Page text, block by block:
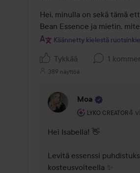
Hei, minulla on sekä tämä
Bean Essence ja mietin,
Käännetty kielestä
Tykkää 1
389 näyttöä
Moa
LYKO CREATOR
Käyttäjän rooli: 4
Hei Isabella! 👋
Levitä essenssi
kosteusvoiteella ✨